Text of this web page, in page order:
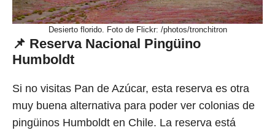
Desierto florido. Foto de Flickr: /photos/tronchitron
📌 Reserva Nacional Pingüino
Humboldt
Si no visitas Pan de Azúcar, esta reserva es otra
muy buena alternativa para poder ver colonias de
pingüinos Humboldt en Chile. La reserva está